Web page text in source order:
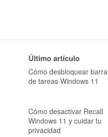
Último artículo
Cómo desbloquear barra
de tareas Windows 11
Cómo desactivar Recall
Windows 11 y cuidar tu
privacidad